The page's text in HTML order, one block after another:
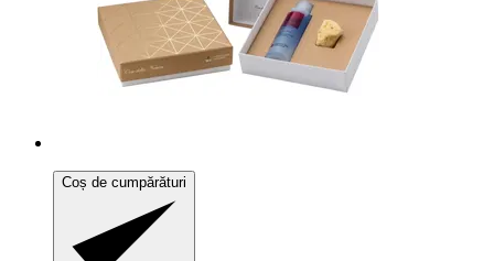
Coș de cumpărături